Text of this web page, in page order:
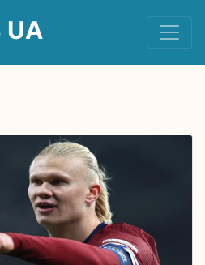
UA